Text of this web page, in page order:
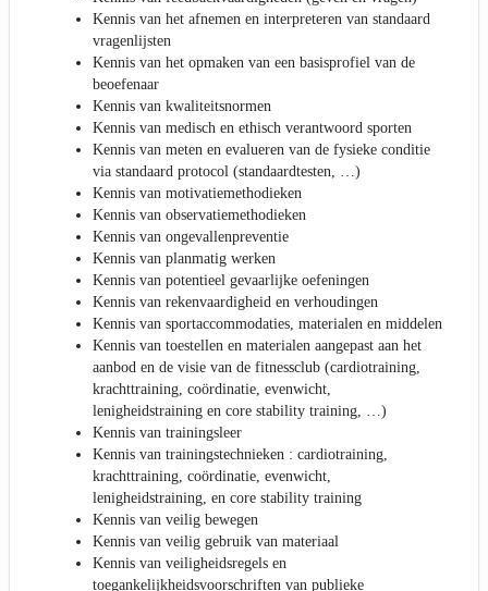
Kennis van het afnemen en interpreteren van standaard
vragenlijsten
Kennis van het opmaken van een basisprofiel van de
beoefenaar
Kennis van kwaliteitsnormen
Kennis van medisch en ethisch verantwoord sporten
Kennis van meten en evalueren van de fysieke conditie
via standaard protocol (standaardtesten, …)
Kennis van motivatiemethodieken
Kennis van observatiemethodieken
Kennis van ongevallenpreventie
Kennis van planmatig werken
Kennis van potentieel gevaarlijke oefeningen
Kennis van rekenvaardigheid en verhoudingen
Kennis van sportaccommodaties, materialen en middelen
Kennis van toestellen en materialen aangepast aan het
aanbod en de visie van de fitnessclub (cardiotraining,
krachttraining, coördinatie, evenwicht,
lenigheidstraining en core stability training, …)
Kennis van trainingsleer
Kennis van trainingstechnieken : cardiotraining,
krachttraining, coördinatie, evenwicht,
lenigheidstraining, en core stability training
Kennis van veilig bewegen
Kennis van veilig gebruik van materiaal
Kennis van veiligheidsregels en
toegankelijkheidsvoorschriften van publieke